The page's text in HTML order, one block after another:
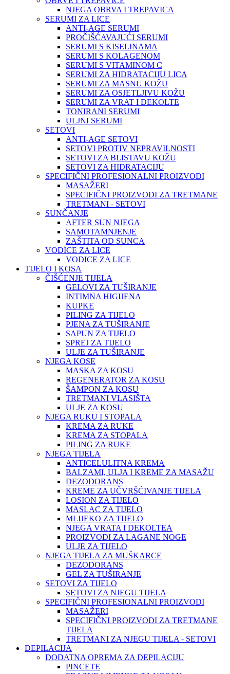
NJEGA OBRVA I TREPAVICA
SERUMI ZA LICE
ANTI-AGE SERUMI
PROČIŠĆAVAJUĆI SERUMI
SERUMI S KISELINAMA
SERUMI S KOLAGENOM
SERUMI S VITAMINOM C
SERUMI ZA HIDRATACIJU LICA
SERUMI ZA MASNU KOŽU
SERUMI ZA OSJETLJIVU KOŽU
SERUMI ZA VRAT I DEKOLTE
TONIRANI SERUMI
ULJNI SERUMI
SETOVI
ANTI-AGE SETOVI
SETOVI PROTIV NEPRAVILNOSTI
SETOVI ZA BLISTAVU KOŽU
SETOVI ZA HIDRATACIJU
SPECIFIČNI PROFESIONALNI PROIZVODI
MASAŽERI
SPECIFIČNI PROIZVODI ZA TRETMANE
TRETMANI - SETOVI
SUNČANJE
AFTER SUN NJEGA
SAMOTAMNJENJE
ZAŠTITA OD SUNCA
VODICE ZA LICE
VODICE ZA LICE
TIJELO I KOSA
ČIŠĆENJE TIJELA
GELOVI ZA TUŠIRANJE
INTIMNA HIGIJENA
KUPKE
PILING ZA TIJELO
PJENA ZA TUŠIRANJE
SAPUN ZA TIJELO
SPREJ ZA TIJELO
ULJE ZA TUŠIRANJE
NJEGA KOSE
MASKA ZA KOSU
REGENERATOR ZA KOSU
ŠAMPON ZA KOSU
TRETMANI VLASIŠTA
ULJE ZA KOSU
NJEGA RUKU I STOPALA
KREMA ZA RUKE
KREMA ZA STOPALA
PILING ZA RUKE
NJEGA TIJELA
ANTICELULITNA KREMA
BALZAMI, ULJA I KREME ZA MASAŽU
DEZODORANS
KREME ZA UČVRŠĆIVANJE TIJELA
LOSION ZA TIJELO
MASLAC ZA TIJELO
MLIJEKO ZA TIJELO
NJEGA VRATA I DEKOLTEA
PROIZVODI ZA LAGANE NOGE
ULJE ZA TIJELO
NJEGA TIJELA ZA MUŠKARCE
DEZODORANS
GEL ZA TUŠIRANJE
SETOVI ZA TIJELO
SETOVI ZA NJEGU TIJELA
SPECIFIČNI PROFESIONALNI PROIZVODI
MASAŽERI
SPECIFIČNI PROIZVODI ZA TRETMANE
TIJELA
TRETMANI ZA NJEGU TIJELA - SETOVI
DEPILACIJA
DODATNA OPREMA ZA DEPILACIJU
PINCETE